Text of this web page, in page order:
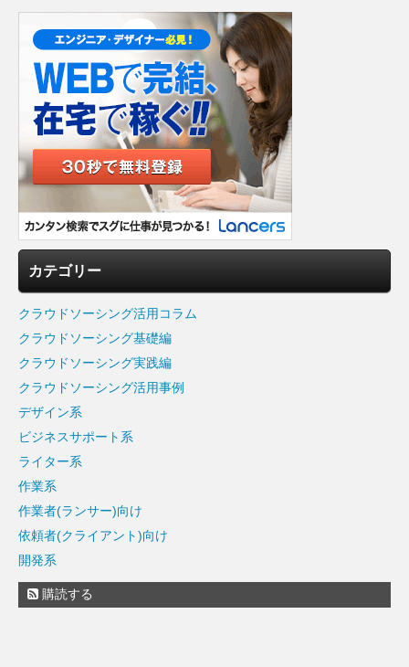
カテゴリー
クラウドソーシング活用コラム
クラウドソーシング基礎編
クラウドソーシング実践編
クラウドソーシング活用事例
デザイン系
ビジネスサポート系
ライター系
作業系
作業者(ランサー)向け
依頼者(クライアント)向け
開発系
購読する